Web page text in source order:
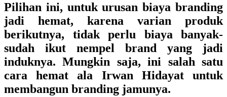
Pilihan ini, untuk urusan biaya branding
jadi hemat, karena varian produk
berikutnya, tidak perlu biaya banyak-
sudah ikut nempel brand yang jadi
induknya. Mungkin saja, ini salah satu
cara hemat ala Irwan Hidayat untuk
membangun branding jamunya.